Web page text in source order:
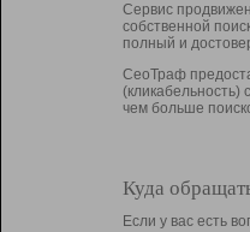
Сервис
собственной
полный и
СеоТраф
(кликабельность)
чем больше
Куда
Если у вас есть